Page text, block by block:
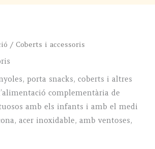
/ Coberts i accessoris
porta snacks, coberts i altres
complementària de
amb els infants i amb el medi
acer inoxidable, amb ventoses,